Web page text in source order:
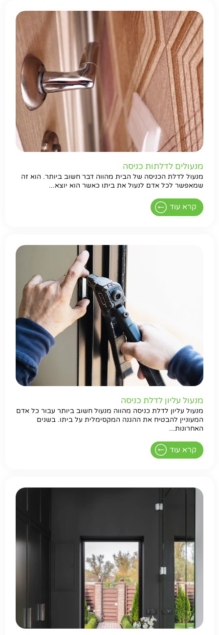
חפשו באתר
מנעולים לדלתות כניסה
מנעול לדלת הכניסה של הבית מהווה דבר חשוב ביותר. הוא זה
שמאפשר לכל אדם לנעול את ביתו כאשר הוא יוצא...
קרא עוד
מנעול עליון לדלת כניסה
מנעול עליון לדלת כניסה מהווה מנעול חשוב ביותר עבור כל אדם
המעוניין להבטיח את ההגנה המקסימלית על ביתו. בשנים
האחרונות...
קרא עוד